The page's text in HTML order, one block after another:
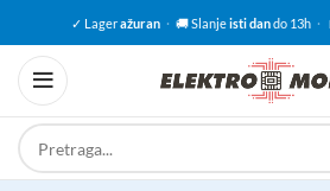
✓ Lageražuran · 🚚 Slanjeisti dando 13h ·